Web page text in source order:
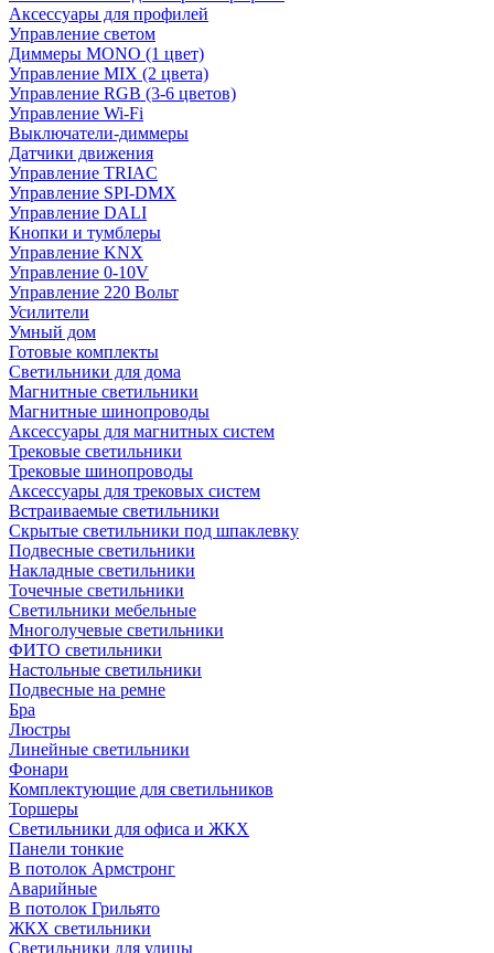
Аксессуары для профилей
Управление светом
Диммеры MONO (1 цвет)
Управление MIX (2 цвета)
Управление RGB (3-6 цветов)
Управление Wi-Fi
Выключатели-диммеры
Датчики движения
Управление TRIAC
Управление SPI-DMX
Управление DALI
Кнопки и тумблеры
Управление KNX
Управление 0-10V
Управление 220 Вольт
Усилители
Умный дом
Готовые комплекты
Светильники для дома
Магнитные светильники
Магнитные шинопроводы
Аксессуары для магнитных систем
Трековые светильники
Трековые шинопроводы
Аксессуары для трековых систем
Встраиваемые светильники
Скрытые светильники под шпаклевку
Подвесные светильники
Накладные светильники
Точечные светильники
Светильники мебельные
Многолучевые светильники
ФИТО светильники
Настольные светильники
Подвесные на ремне
Бра
Люстры
Линейные светильники
Фонари
Комплектующие для светильников
Торшеры
Светильники для офиса и ЖКХ
Панели тонкие
В потолок Армстронг
Аварийные
В потолок Грильято
ЖКХ светильники
Светильники для улицы